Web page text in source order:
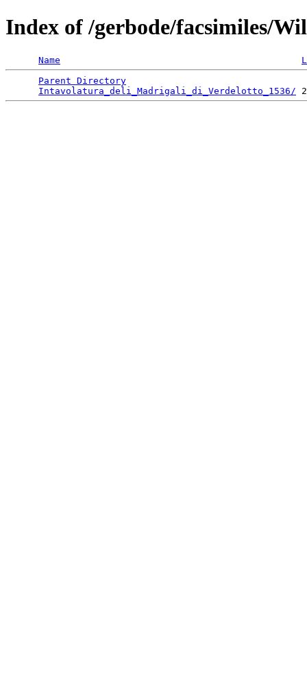
Index of /gerbode/facsimiles/
Name
Parent Directory
Intavolatura_deli_Madrigali_di_Verdelotto_1536/